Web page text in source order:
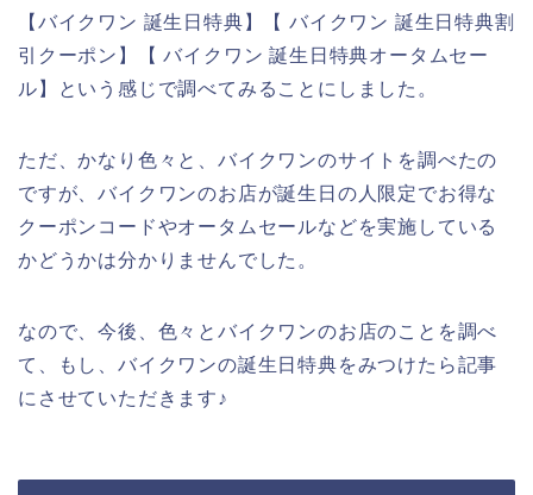
【バイクワン 誕生日特典】【 バイクワン 誕生日特典割
引クーポン】【 バイクワン 誕生日特典オータムセー
ル】という感じで調べてみることにしました。
ただ、かなり色々と、バイクワンのサイトを調べたの
ですが、バイクワンのお店が誕生日の人限定でお得な
クーポンコードやオータムセールなどを実施している
かどうかは分かりませんでした。
なので、今後、色々とバイクワンのお店のことを調べ
て、もし、バイクワンの誕生日特典をみつけたら記事
にさせていただきます♪